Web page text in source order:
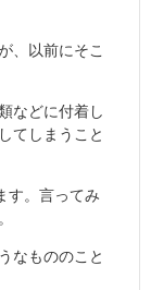
、以前にそこ
などに付着し
てしまうこと
す。言ってみ
なもののこと